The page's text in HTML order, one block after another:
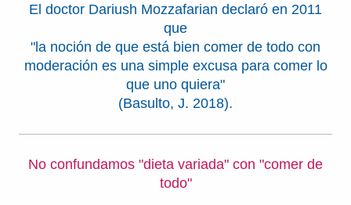
El doctor Dariush Mozzafarian declaró en 2011
que
"la noción de que está bien comer de todo con
moderación es una simple excusa para comer lo
que uno quiera"
(Basulto, J. 2018).
No confundamos "dieta variada" con "comer de
todo"